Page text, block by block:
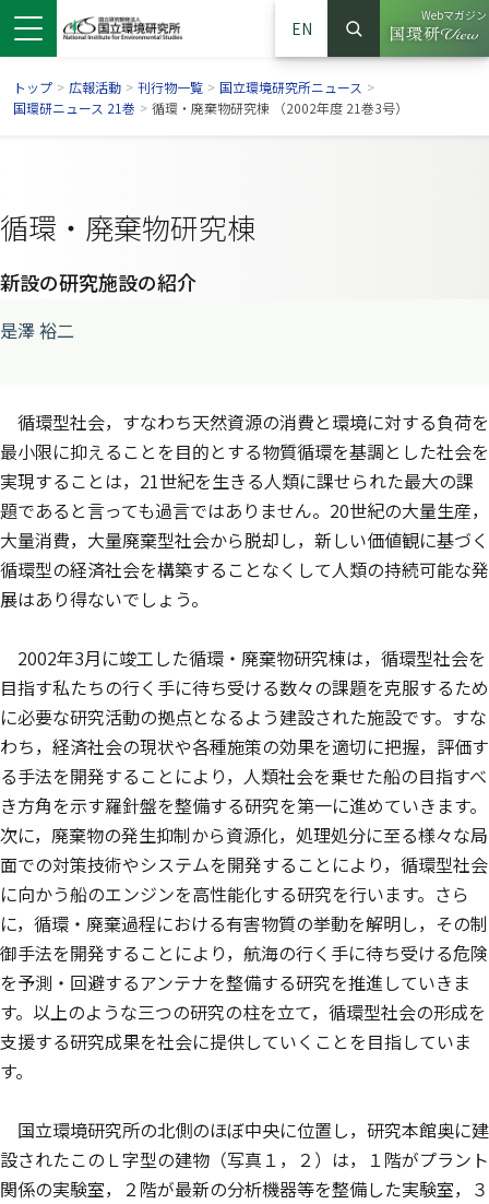
EN
サイト内検索
検索
Webマガジン
（別ウイ
トップ > 広報活動 > 刊行物一覧 > 国立環境研究所ニュース >
国環研ニュース 21巻 > 循環・廃棄物研究棟 （2002年度 21巻3号）
循環・廃棄物研究棟
新設の研究施設の紹介
是澤 裕二
循環型社会，すなわち天然資源の消費と環境に対する負荷を
最小限に抑えることを目的とする物質循環を基調とした社会を
実現することは，21世紀を生きる人類に課せられた最大の課
題であると言っても過言ではありません。20世紀の大量生産，
大量消費，大量廃棄型社会から脱却し，新しい価値観に基づく
循環型の経済社会を構築することなくして人類の持続可能な発
展はあり得ないでしょう。
2002年3月に竣工した循環・廃棄物研究棟は，循環型社会を
目指す私たちの行く手に待ち受ける数々の課題を克服するため
に必要な研究活動の拠点となるよう建設された施設です。すな
わち，経済社会の現状や各種施策の効果を適切に把握，評価す
る手法を開発することにより，人類社会を乗せた船の目指すべ
き方角を示す羅針盤を整備する研究を第一に進めていきます。
次に，廃棄物の発生抑制から資源化，処理処分に至る様々な局
面での対策技術やシステムを開発することにより，循環型社会
に向かう船のエンジンを高性能化する研究を行います。さら
に，循環・廃棄過程における有害物質の挙動を解明し，その制
御手法を開発することにより，航海の行く手に待ち受ける危険
を予測・回避するアンテナを整備する研究を推進していきま
す。以上のような三つの研究の柱を立て，循環型社会の形成を
支援する研究成果を社会に提供していくことを目指していま
す。
国立環境研究所の北側のほぼ中央に位置し，研究本館奥に建
設されたこのＬ字型の建物（写真１，２）は，１階がプラント
関係の実験室，２階が最新の分析機器等を整備した実験室，３